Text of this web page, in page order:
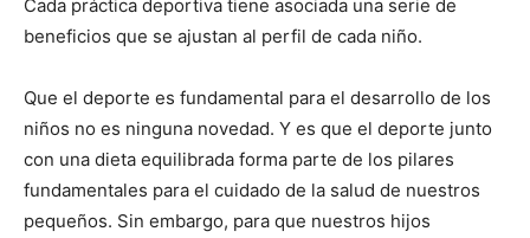
Cada práctica deportiva tiene asociada una serie de
beneficios que se ajustan al perfil de cada niño.
Que el deporte es fundamental para el desarrollo de los
niños no es ninguna novedad. Y es que el deporte junto
con una dieta equilibrada forma parte de los pilares
fundamentales para el cuidado de la salud de nuestros
pequeños. Sin embargo, para que nuestros hijos